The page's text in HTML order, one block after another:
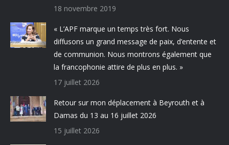
18 novembre 2019
« L’APF marque un temps très fort. Nous
diffusons un grand message de paix, d’entente et
de communion. Nous montrons également que
la francophonie attire de plus en plus. »
17 juillet 2026
Retour sur mon déplacement à Beyrouth et à
Damas du 13 au 16 juillet 2026
15 juillet 2026